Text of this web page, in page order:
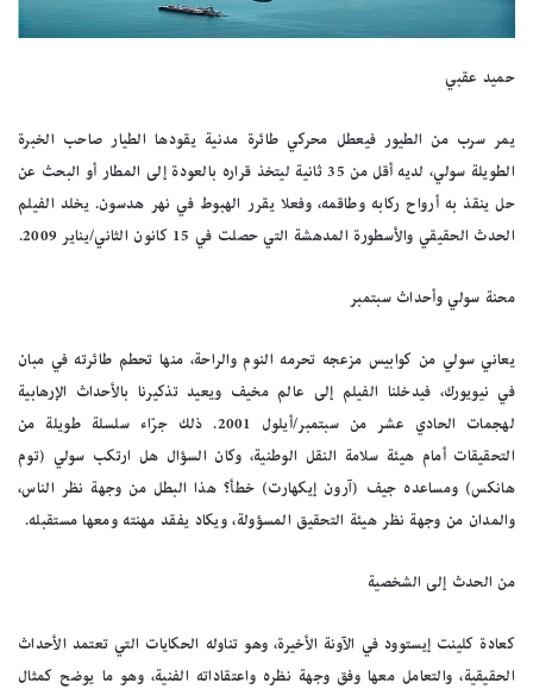
حميد عقبي
يمر سرب من الطيور فيعطل محركي طائرة مدنية يقودها الطيار صاحب الخبرة
الطويلة سولي، لديه أقل من 35 ثانية ليتخذ قراره بالعودة إلى المطار أو البحث عن
حل ينقذ به أرواح ركابه وطاقمه، وفعلا يقرر الهبوط في نهر هدسون. يخلد الفيلم
الحدث الحقيقي والأسطورة المدهشة التي حصلت في 15 كانون الثاني/يناير 2009.
محنة سولي وأحداث سبتمبر
يعاني سولي من كوابيس مزعجه تحرمه النوم والراحة، منها تحطم طائرته في مبان
في نيويورك، فيدخلنا الفيلم إلى عالم مخيف ويعيد تذكيرنا بالأحداث الإرهابية
لهجمات الحادي عشر من سبتمبر/أيلول 2001. ذلك جرّاء سلسلة طويلة من
التحقيقات أمام هيئة سلامة النقل الوطنية، وكان السؤال هل ارتكب سولي (توم
هانكس) ومساعده جيف (آرون إيكهارت) خطأ؟ هذا البطل من وجهة نظر الناس،
والمدان من وجهة نظر هيئة التحقيق المسؤولة، ويكاد يفقد مهنته ومعها مستقبله.
من الحدث إلى الشخصية
كعادة كلينت إيستوود في الآونة الأخيرة، وهو تناوله الحكايات التي تعتمد الأحداث
الحقيقية، والتعامل معها وفق وجهة نظره واعتقاداته الفنية، وهو ما يوضح كمثال